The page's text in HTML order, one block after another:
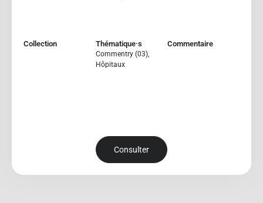
Collection Thématique·s
Commentry (03),
Hôpitaux
Commentaire
Consulter